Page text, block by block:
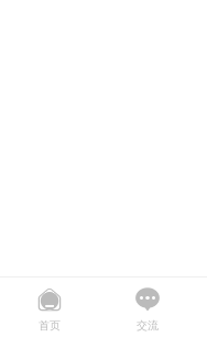
首页 交流